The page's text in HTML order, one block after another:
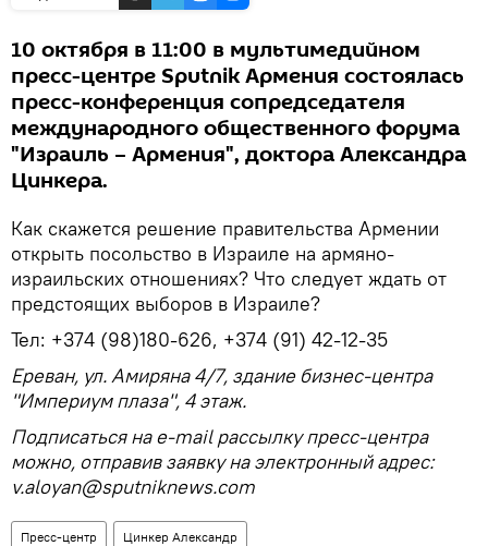
10 октября в 11:00 в мультимедийном
пресс-центре Sputnik Армения состоялась
пресс-конференция сопредседателя
международного общественного форума
"Израиль – Армения", доктора Александра
Цинкера.
Как скажется решение правительства Армении
открыть посольство в Израиле на армяно-
израильских отношениях? Что следует ждать от
предстоящих выборов в Израиле?
Тел: +374 (98)180-626, +374 (91) 42-12-35
Ереван, ул. Амиряна 4/7, здание бизнес-центра
"Империум плаза", 4 этаж.
Подписаться на e-mail рассылку пресс-центра
можно, отправив заявку на электронный адрес:
v.aloyan@sputniknews.com
Пресс-центр Цинкер Александр